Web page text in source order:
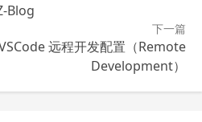
Blog
下一篇
VSCode 远程开发配置（Remote
Development）